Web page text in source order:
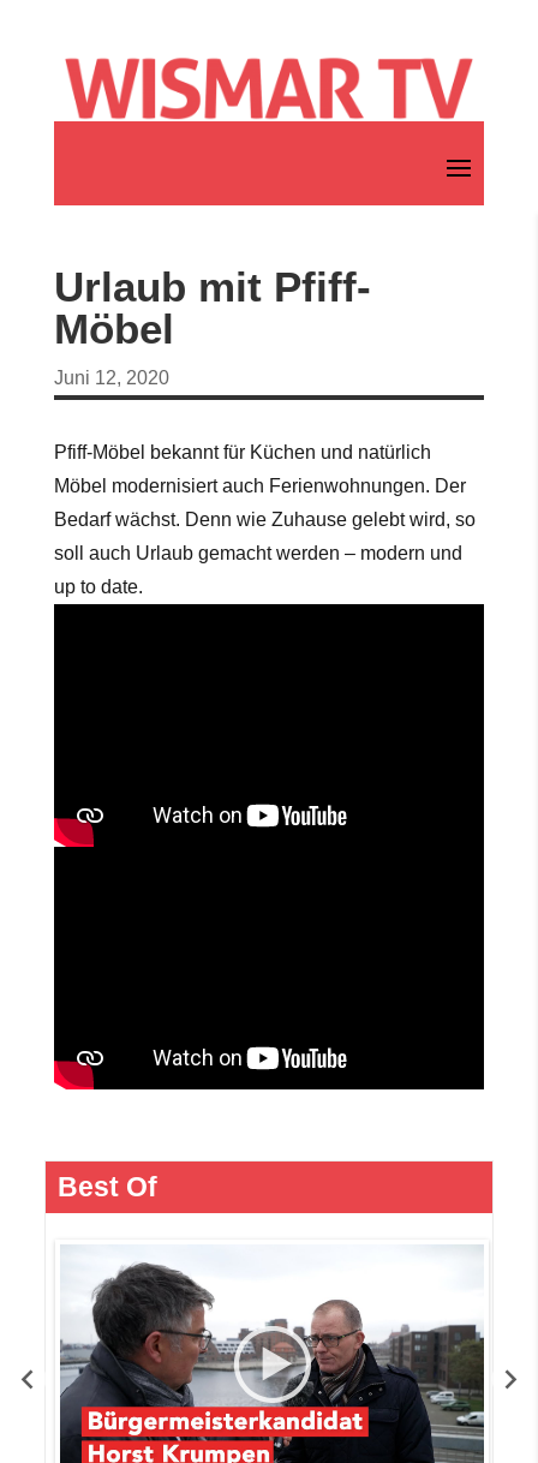
Urlaub mit Pfiff-
Möbel
Juni 12, 2020
Pfiff-Möbel bekannt für Küchen und natürlich
Möbel modernisiert auch Ferienwohnungen. Der
Bedarf wächst. Denn wie Zuhause gelebt wird, so
soll auch Urlaub gemacht werden – modern und
up to date.
Best Of